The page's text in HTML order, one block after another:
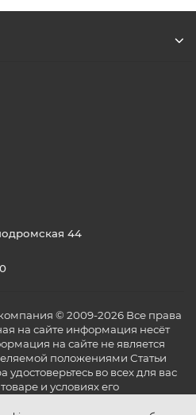
44
© 2009-2026 Все права
на сайте информация несёт
на сайте не является
положениями Статьи
во всех для вас
и условиях его